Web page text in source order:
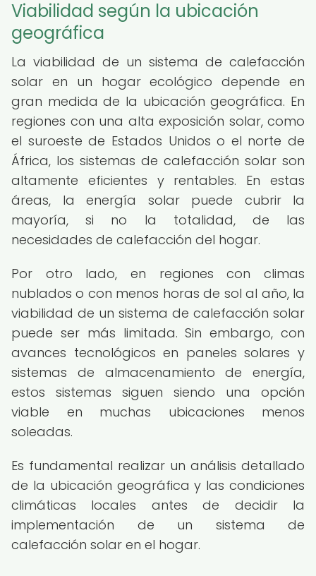
Viabilidad según la ubicación
geográfica
La viabilidad de un sistema de calefacción
solar en un hogar ecológico depende en
gran medida de la ubicación geográfica. En
regiones con una alta exposición solar, como
el suroeste de Estados Unidos o el norte de
África, los sistemas de calefacción solar son
altamente eficientes y rentables. En estas
áreas, la energía solar puede cubrir la
mayoría, si no la totalidad, de las
necesidades de calefacción del hogar.
Por otro lado, en regiones con climas
nublados o con menos horas de sol al año, la
viabilidad de un sistema de calefacción solar
puede ser más limitada. Sin embargo, con
avances tecnológicos en paneles solares y
sistemas de almacenamiento de energía,
estos sistemas siguen siendo una opción
viable en muchas ubicaciones menos
soleadas.
Es fundamental realizar un análisis detallado
de la ubicación geográfica y las condiciones
climáticas locales antes de decidir la
implementación de un sistema de
calefacción solar en el hogar.